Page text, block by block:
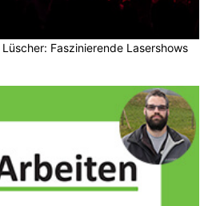
Faszinierende Lasershows
Partner für